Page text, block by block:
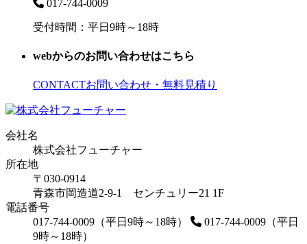
017-744-0009
受付時間：平日9時～18時
webからのお問い合わせはこちら
CONTACTお問い合わせ・無料見積り
会社名
株式会社フューチャー
所在地
〒030-0914
青森市岡造道2-9-1 センチュリー21 1F
電話番号
017-744-0009（平日9時～18時）
017-744-0009（平日
9時～18時）